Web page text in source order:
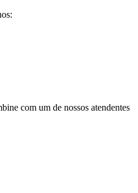
com um de nossos atendentes